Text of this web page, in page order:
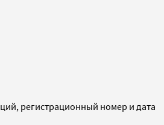
регистрационный номер и дата